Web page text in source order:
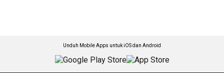
Unduh Mobile Apps untuk iOS dan Android